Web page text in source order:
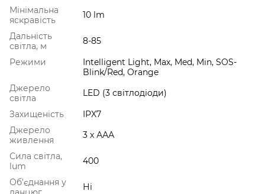
Мінімальна
яскравість
10 lm
Дальність
світла, м
8-85
Режими
Intelligent Light, Max, Med, Min, SOS-
Blink/Red, Orange
Джерело
світла
LED (3 світлодіоди)
Захищеність
IPX7
Джерело
живлення
3 х ААА
Сила світла,
lum
400
Об'єднання у
Ні